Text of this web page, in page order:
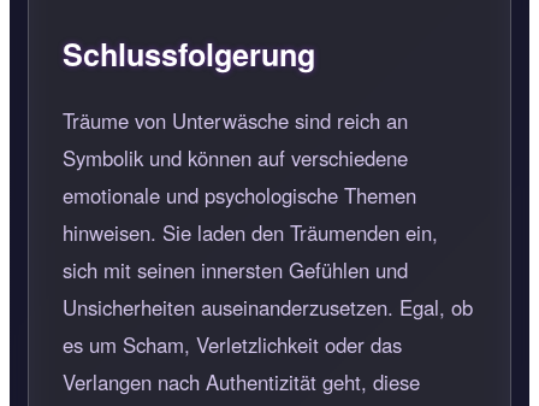
Schlussfolgerung
Träume von Unterwäsche sind reich an
Symbolik und können auf verschiedene
emotionale und psychologische Themen
hinweisen. Sie laden den Träumenden ein,
sich mit seinen innersten Gefühlen und
Unsicherheiten auseinanderzusetzen. Egal, ob
es um Scham, Verletzlichkeit oder das
Verlangen nach Authentizität geht, diese